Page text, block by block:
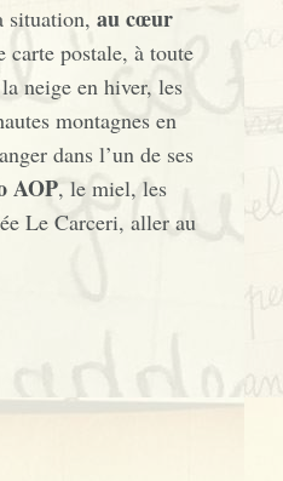
situation, au cœur
carte postale, à toute
neige en hiver, les
montagnes en
dans l’un de ses
AOP, le miel, les
Le Carceri, aller au